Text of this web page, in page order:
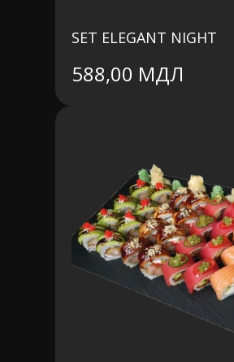
SET ELEGANT NIGHT
588,00 МДЛ